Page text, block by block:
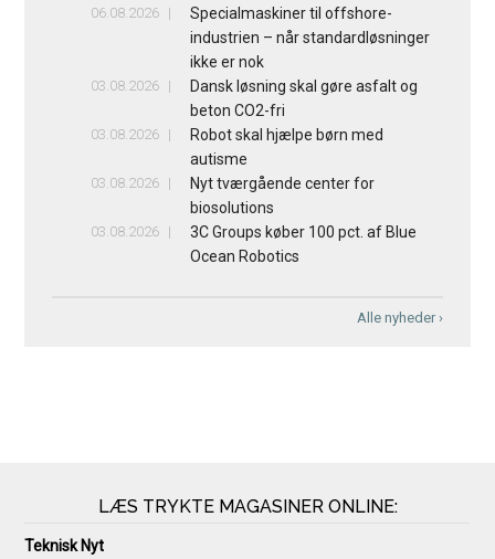
06.08.2026
Specialmaskiner til offshore-
industrien – når standardløsninger
ikke er nok
03.08.2026
Dansk løsning skal gøre asfalt og
beton CO2-fri
03.08.2026
Robot skal hjælpe børn med
autisme
03.08.2026
Nyt tværgående center for
biosolutions
03.08.2026
3C Groups køber 100 pct. af Blue
Ocean Robotics
Alle nyheder ›
LÆS TRYKTE MAGASINER ONLINE:
Teknisk Nyt